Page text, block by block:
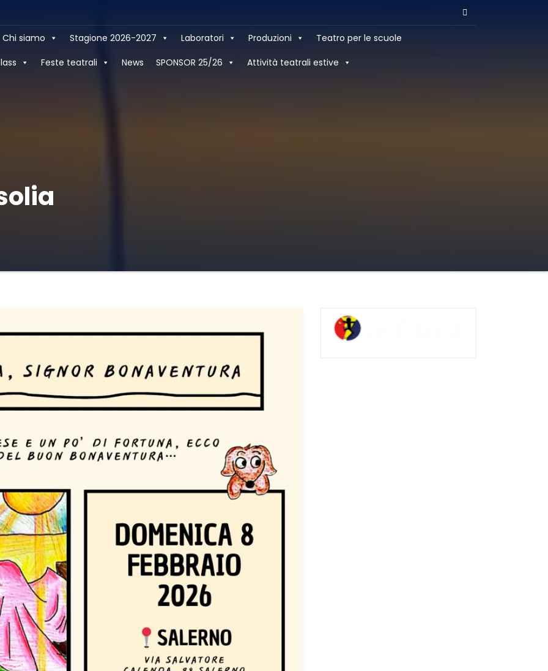
Chi siamo Stagione 2026-2027 Laboratori Produzioni
Teatro per le scuole
Feste teatrali News SPONSOR 25/26 Attività teatrali estive